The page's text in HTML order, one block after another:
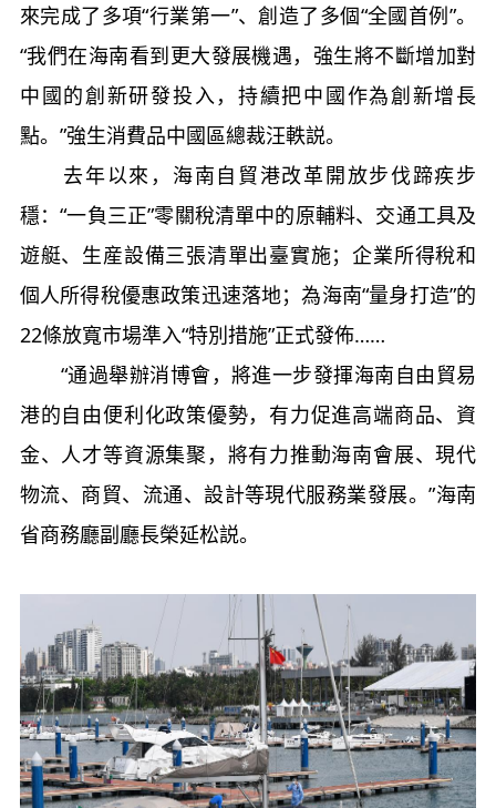
來完成了多項“行業第一”、創造了多個“全國首例”。
“我們在海南看到更大發展機遇，強生將不斷增加對
中國的創新研發投入，持續把中國作為創新增長
點。”強生消費品中國區總裁汪軼説。
去年以來，海南自貿港改革開放步伐蹄疾步
穩：“一負三正”零關稅清單中的原輔料、交通工具及
遊艇、生産設備三張清單出臺實施；企業所得稅和
個人所得稅優惠政策迅速落地；為海南“量身打造”的
22條放寬市場準入“特別措施”正式發佈……
“通過舉辦消博會，將進一步發揮海南自由貿易
港的自由便利化政策優勢，有力促進高端商品、資
金、人才等資源集聚，將有力推動海南會展、現代
物流、商貿、流通、設計等現代服務業發展。”海南
省商務廳副廳長榮延松説。